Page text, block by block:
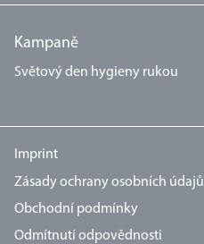
Kampaně
Světový den hygieny rukou
Imprint
Zásady ochrany osobních údajů
Obchodní podmínky
Odmítnutí odpovědnosti